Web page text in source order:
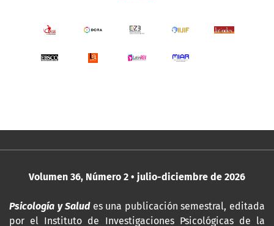
Volumen 36, Número 2 • julio-diciembre de 2026
Psicología y Salud es una publicación semestral, editada
por el Instituto de Investigaciones Psicológicas de la